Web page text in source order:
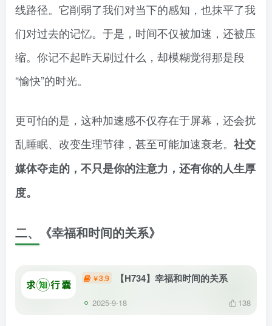
线路径。它削弱了我们对当下的感知，也抹平了我
们对过去的记忆。于是，时间不仅被加速，还被压
缩。你记不起昨天刷过什么，却模糊觉得那是段
“愉快”的时光。
更可怕的是，这种加速感不仅存在于屏幕，还会扰
乱睡眠、改变生理节律，甚至可能加速衰老。 社交
媒体夺走的，不只是你的注意力，还有你的人生厚
度。
二、 《幸福和时间的关系》
￥3.9 【H734】幸福和时间的关系
2025-9-18 138